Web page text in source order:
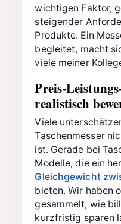
wichtigen Faktor,
steigender
Produkte. Ein
begleitet, macht
viele meiner
Preis-
realistisch
Viele
Taschenmesser
ist. Gerade bei
Modelle, die ein
Gleichgewicht
bieten. Wir haben
gesammelt, wie
kurzfristig sparen